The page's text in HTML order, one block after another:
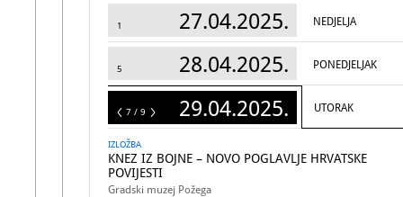
1 27.04.2025. NEDJELJA
5 28.04.2025. PONEDJELJAK
9 29.04.2025. UTORAK
7 / 9
IZLOŽBA
KNEZ IZ BOJNE – NOVO POGLAVLJE HRVATSKE
POVIJESTI
Gradski muzej Požega